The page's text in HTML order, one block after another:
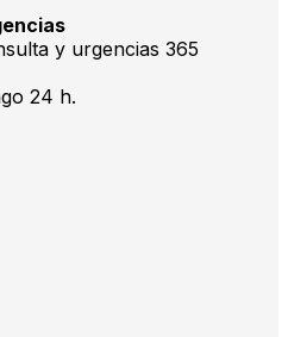
y urgencias 365
24 h.